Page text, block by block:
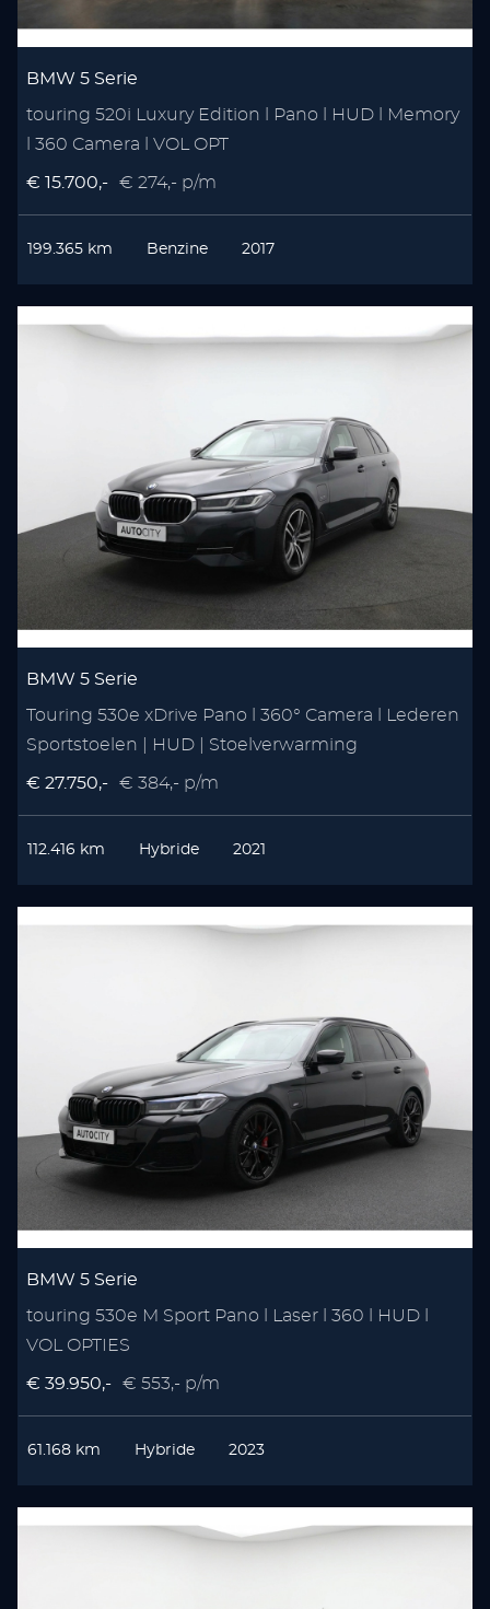
BMW 5 Serie
touring 520i Luxury Edition l Pano l HUD l Memory
l 360 Camera l VOL OPT
€ 15.700,- € 274,- p/m
199.365 km Benzine 2017
BMW 5 Serie
Touring 530e xDrive Pano l 360° Camera l Lederen
Sportstoelen | HUD | Stoelverwarming
€ 27.750,- € 384,- p/m
112.416 km Hybride 2021
BMW 5 Serie
touring 530e M Sport Pano l Laser l 360 l HUD l
VOL OPTIES
€ 39.950,- € 553,- p/m
61.168 km Hybride 2023